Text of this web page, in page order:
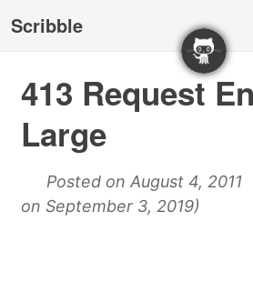
Scribble
413 Request
Large
Posted on August 4,
on September 3, 2019)